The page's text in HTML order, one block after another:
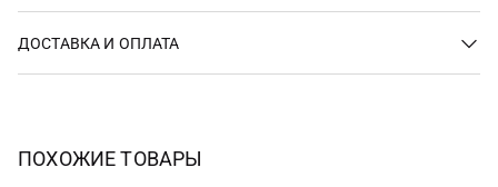
ДОСТАВКА И ОПЛАТА
ПОХОЖИЕ ТОВАРЫ